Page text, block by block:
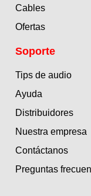
Cables
Ofertas
Soporte
Tips de audio
Ayuda
Distribuidores
Nuestra empresa
Contáctanos
Preguntas